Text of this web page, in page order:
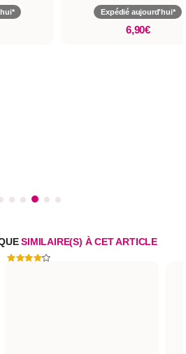
Expédié aujourd'hui*
6,90€
SIMILAIRE(S) À CET ARTICLE